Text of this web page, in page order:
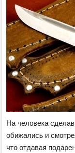
На человека
обижались и
что отдавая